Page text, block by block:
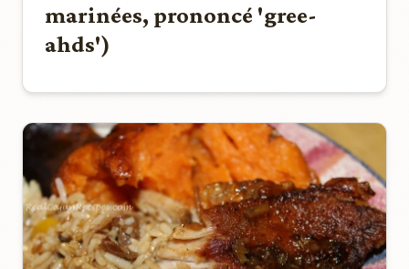
marinées, prononcé 'gree-
ahds')